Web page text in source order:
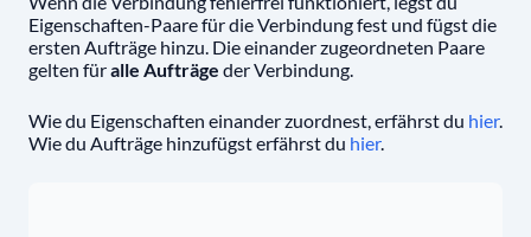
Eigenschaften-Paare für die Verbindung fest und fügst die
ersten Aufträge hinzu. Die einander zugeordneten Paare
gelten füralle Aufträge der Verbindung.
Wie du Eigenschaften einander zuordnest, erfährst du hier.
Wie du Aufträge hinzufügst erfährst du hier.